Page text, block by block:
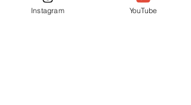
Instagram YouTube